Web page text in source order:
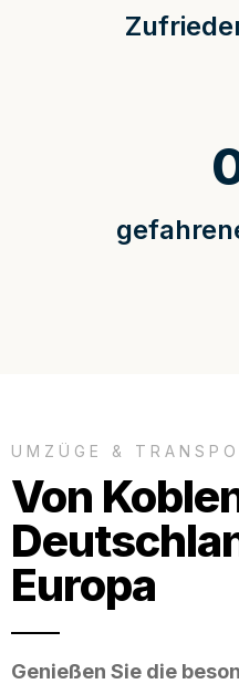
UMZÜGE &
Von
Europa
Genießen Sie die